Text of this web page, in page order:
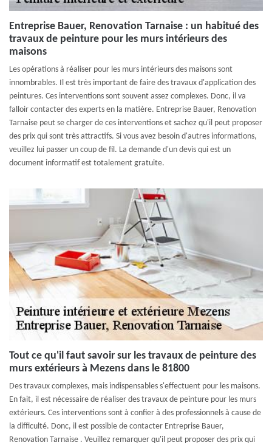
Entreprise Bauer, Renovation Tarnaise : un habitué des
travaux de peinture pour les murs intérieurs des
maisons
Les opérations à réaliser pour les murs intérieurs des maisons sont
innombrables. Il est très important de faire des travaux d'application des
peintures. Ces interventions sont souvent assez complexes. Donc, il va
falloir contacter des experts en la matière. Entreprise Bauer, Renovation
Tarnaise peut se charger de ces interventions et sachez qu'il peut proposer
des prix qui sont très attractifs. Si vous avez besoin d'autres informations,
veuillez lui passer un coup de fil. La demande d'un devis qui est un
document informatif est totalement gratuite.
Tout ce qu'il faut savoir sur les travaux de peinture des
murs extérieurs à Mezens dans le 81800
Des travaux complexes, mais indispensables s'effectuent pour les maisons.
En fait, il est nécessaire de réaliser des travaux de peinture pour les murs
extérieurs. Ces interventions sont à confier à des professionnels à cause de
la difficulté. Donc, il est possible de contacter Entreprise Bauer,
Renovation Tarnaise . Veuillez remarquer qu'il peut proposer des prix qui